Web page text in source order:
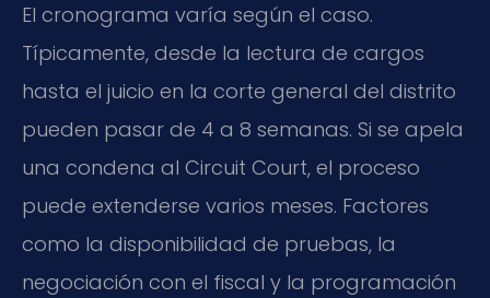
El cronograma varía según el caso.
Típicamente, desde la lectura de cargos
hasta el juicio en la corte general del distrito
pueden pasar de 4 a 8 semanas. Si se apela
una condena al Circuit Court, el proceso
puede extenderse varios meses. Factores
como la disponibilidad de pruebas, la
negociación con el fiscal y la programación